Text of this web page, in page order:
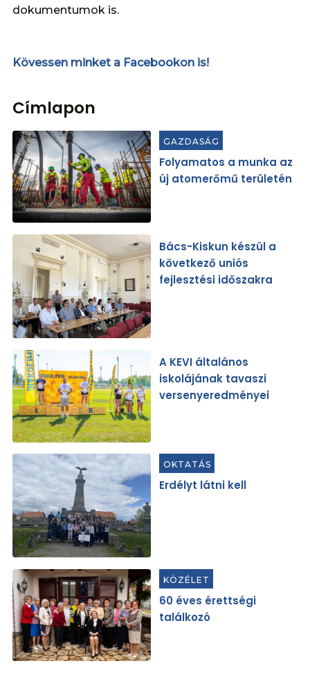
dokumentumok is.
Kövessen minket a Facebookon is!
Címlapon
GAZDASÁG
Folyamatos a munka az
új atomerőmű területén
Bács-Kiskun készül a
következő uniós
fejlesztési időszakra
A KEVI általános
iskolájának tavaszi
versenyeredményei
OKTATÁS
Erdélyt látni kell
KÖZÉLET
60 éves érettségi
találkozó